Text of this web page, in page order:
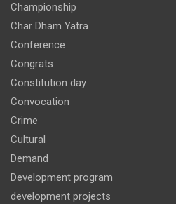
Championship
Char Dham Yatra
Conference
Congrats
Constitution day
Convocation
Crime
Cultural
Demand
Development program
development projects